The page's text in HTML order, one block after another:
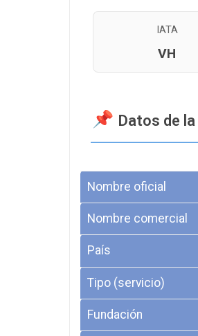
IATA
VH
Datos de
Nombre oficial
Nombre comercial
País
Tipo (servicio)
Fundación